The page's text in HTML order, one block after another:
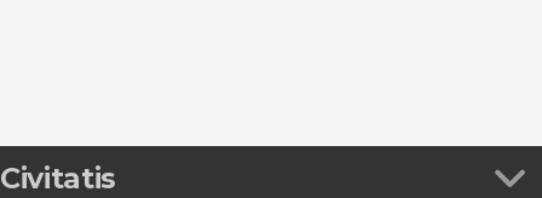
Civitatis